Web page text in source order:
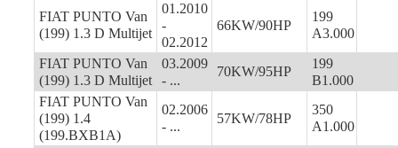
FIAT PUNTO Van
(199) 1.3 D Multijet
01.2010
-
02.2012
66KW/90HP
199
A3.000
FIAT PUNTO Van
(199) 1.3 D Multijet
03.2009
- ...
70KW/95HP
199
B1.000
FIAT PUNTO Van
(199) 1.4
(199.BXB1A)
02.2006
- ...
57KW/78HP
350
A1.000